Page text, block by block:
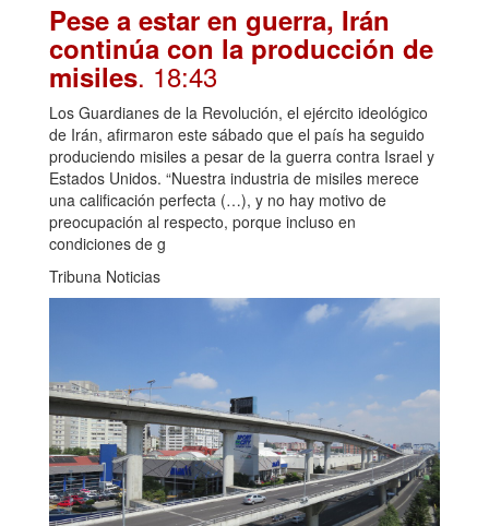
Pese a estar en guerra, Irán
continúa con la producción de
misiles. 18:43
Los Guardianes de la Revolución, el ejército ideológico
de Irán, afirmaron este sábado que el país ha seguido
produciendo misiles a pesar de la guerra contra Israel y
Estados Unidos. “Nuestra industria de misiles merece
una calificación perfecta (…), y no hay motivo de
preocupación al respecto, porque incluso en
condiciones de g
Tribuna Noticias